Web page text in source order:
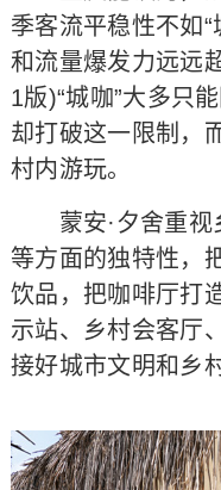
季客流平稳性不如
和流量爆发力远远
1版)“城咖”大多只
却打破这一限制，
村内游玩。
蒙安·夕舍重视
等方面的独特性，
饮品，把咖啡厅打
示站、乡村会客厅
接好城市文明和乡